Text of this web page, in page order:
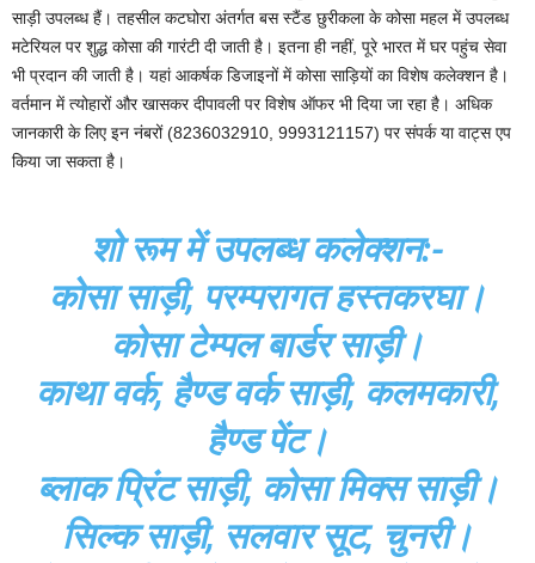
साड़ी उपलब्ध हैं। तहसील कटघोरा अंतर्गत बस स्टैंड छुरीकला के कोसा महल में उपलब्ध
मटेरियल पर शुद्ध कोसा की गारंटी दी जाती है। इतना ही नहीं, पूरे भारत में घर पहुंच सेवा
भी प्रदान की जाती है। यहां आकर्षक डिजाइनों में कोसा साड़ियों का विशेष कलेक्शन है।
वर्तमान में त्योहारों और खासकर दीपावली पर विशेष ऑफर भी दिया जा रहा है। अधिक
जानकारी के लिए इन नंबरों (8236032910, 9993121157) पर संपर्क या वाट्स एप
किया जा सकता है।
शो रूम में उपलब्ध कलेक्शन:-
कोसा साड़ी, परम्परागत हस्तकरघा।
कोसा टेम्पल बार्डर साड़ी।
काथा वर्क, हैण्ड वर्क साड़ी, कलमकारी,
हैण्ड पेंट।
ब्लाक प्रिंट साड़ी, कोसा मिक्स साड़ी।
सिल्क साड़ी, सलवार सूट, चुनरी।